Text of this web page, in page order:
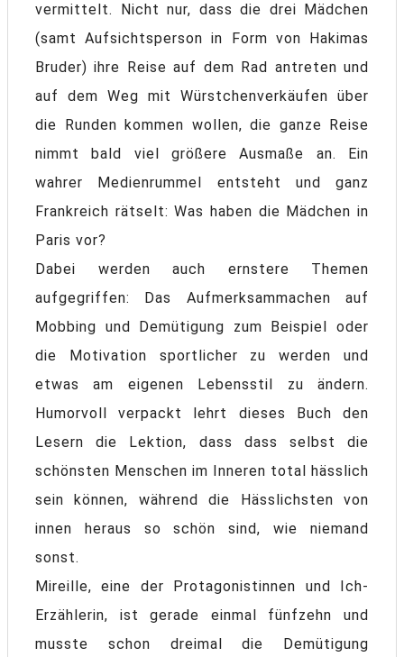
vermittelt. Nicht nur, dass die drei Mädchen
(samt Aufsichtsperson in Form von Hakimas
Bruder) ihre Reise auf dem Rad antreten und
auf dem Weg mit Würstchenverkäufen über
die Runden kommen wollen, die ganze Reise
nimmt bald viel größere Ausmaße an. Ein
wahrer Medienrummel entsteht und ganz
Frankreich rätselt: Was haben die Mädchen in
Paris vor?
Dabei werden auch ernstere Themen
aufgegriffen: Das Aufmerksammachen auf
Mobbing und Demütigung zum Beispiel oder
die Motivation sportlicher zu werden und
etwas am eigenen Lebensstil zu ändern.
Humorvoll verpackt lehrt dieses Buch den
Lesern die Lektion, dass dass selbst die
schönsten Menschen im Inneren total hässlich
sein können, während die Hässlichsten von
innen heraus so schön sind, wie niemand
sonst.
Mireille, eine der Protagonistinnen und Ich-
Erzählerin, ist gerade einmal fünfzehn und
musste schon dreimal die Demütigung